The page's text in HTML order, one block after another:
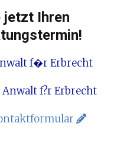
jetzt Ihren